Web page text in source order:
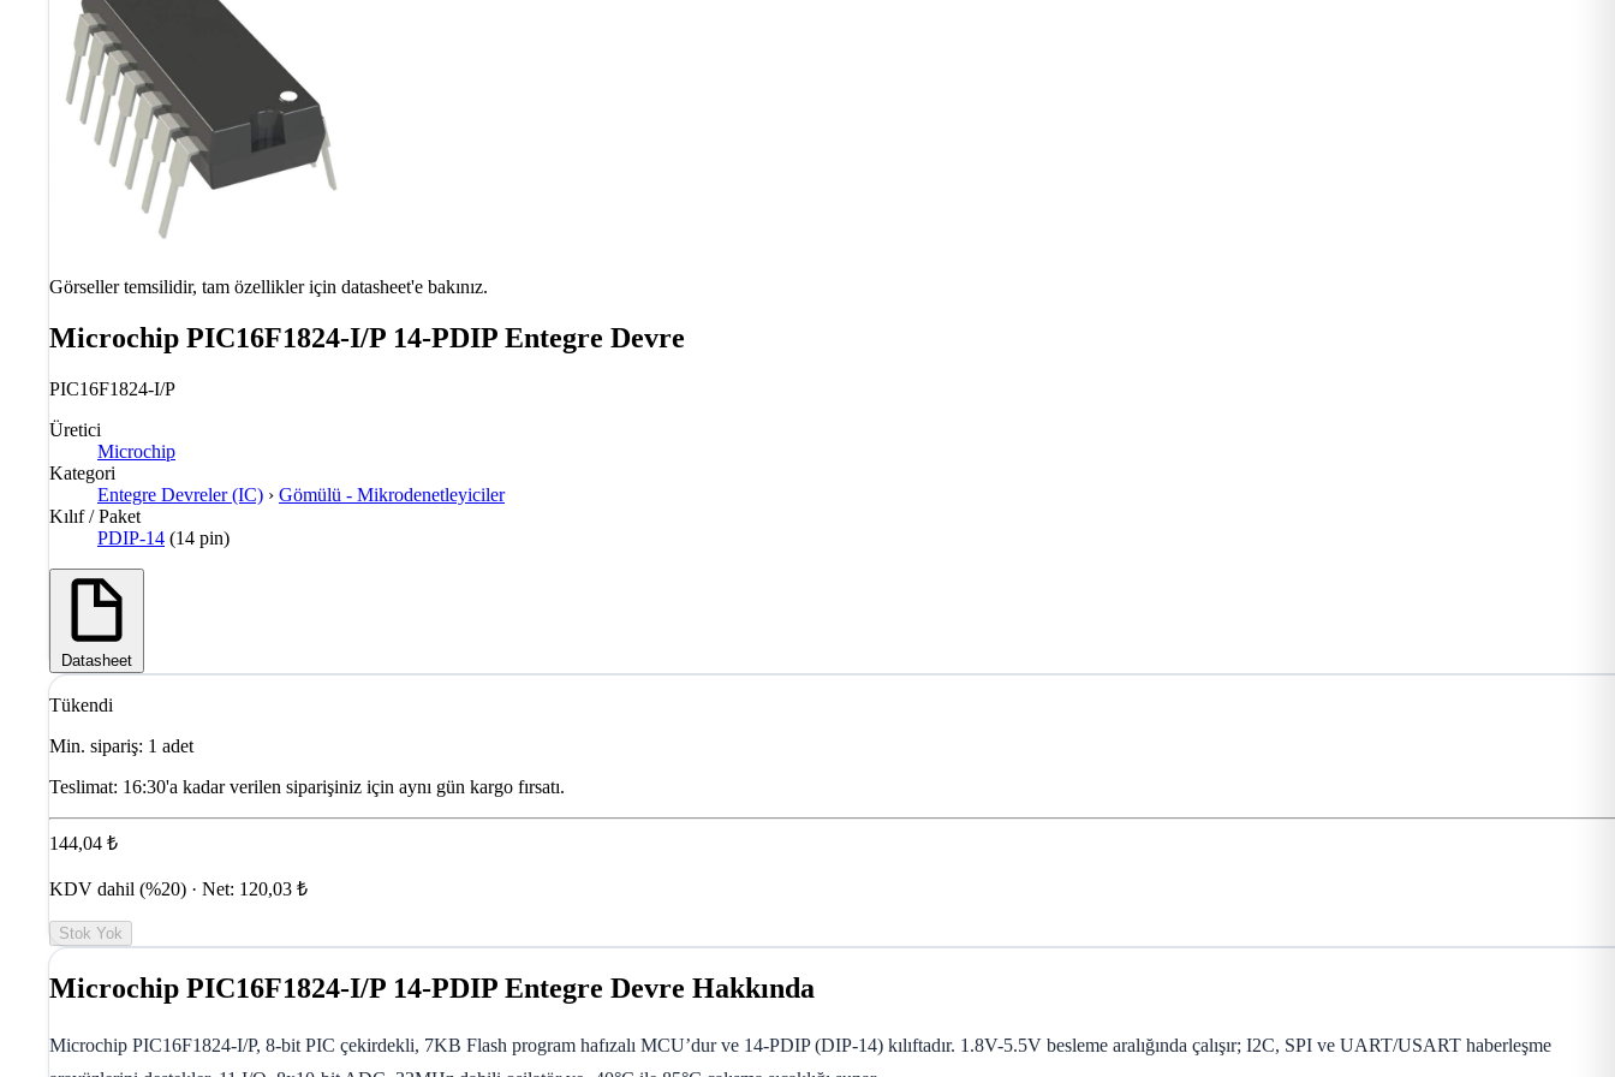
Görseller temsilidir, tam özellikler için datasheet'e bakınız.
Microchip PIC16F1824-I/P 14-PDIP Entegre Devre
PIC16F1824-I/P
Üretici
Microchip
Kategori
Entegre Devreler (IC) › Gömülü - Mikrodenetleyiciler
Kılıf / Paket
PDIP-14 (14 pin)
Datasheet
Tükendi
Min. sipariş: 1 adet
Teslimat: 16:30'a kadar verilen siparişiniz için aynı gün kargo fırsatı.
144,04 ₺
KDV dahil (%20) · Net: 120,03 ₺
Stok Yok
Microchip PIC16F1824-I/P 14-PDIP Entegre Devre Hakkında
Microchip PIC16F1824-I/P, 8-bit PIC çekirdekli, 7KB Flash program hafızalı MCU’dur ve 14-PDIP (DIP-14) kılıftadır. 1.8V-5.5V besleme aralığında çalışır; I2C, SPI ve UART/USART haberleşme